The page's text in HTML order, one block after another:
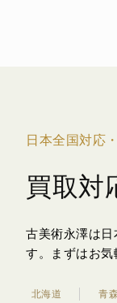
日本全国対応
買取対
古美術永澤は
す。
まずはお
北海道 青